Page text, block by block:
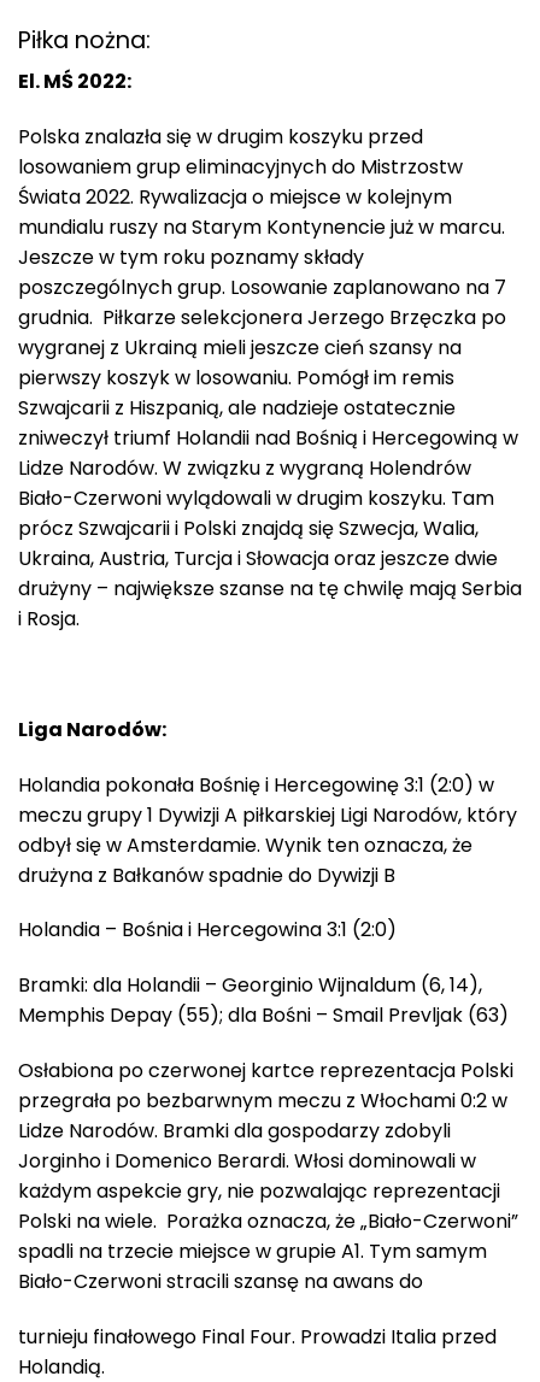
Piłka nożna:
El. MŚ 2022:
Polska znalazła się w drugim koszyku przed
losowaniem grup eliminacyjnych do Mistrzostw
Świata 2022. Rywalizacja o miejsce w kolejnym
mundialu ruszy na Starym Kontynencie już w marcu.
Jeszcze w tym roku poznamy składy
poszczególnych grup. Losowanie zaplanowano na 7
grudnia. Piłkarze selekcjonera Jerzego Brzęczka po
wygranej z Ukrainą mieli jeszcze cień szansy na
pierwszy koszyk w losowaniu. Pomógł im remis
Szwajcarii z Hiszpanią, ale nadzieje ostatecznie
zniweczył triumf Holandii nad Bośnią i Hercegowiną w
Lidze Narodów. W związku z wygraną Holendrów
Biało-Czerwoni wylądowali w drugim koszyku. Tam
prócz Szwajcarii i Polski znajdą się Szwecja, Walia,
Ukraina, Austria, Turcja i Słowacja oraz jeszcze dwie
drużyny – największe szanse na tę chwilę mają Serbia
i Rosja.
Liga Narodów:
Holandia pokonała Bośnię i Hercegowinę 3:1 (2:0) w
meczu grupy 1 Dywizji A piłkarskiej Ligi Narodów, który
odbył się w Amsterdamie. Wynik ten oznacza, że
drużyna z Bałkanów spadnie do Dywizji B
Holandia – Bośnia i Hercegowina 3:1 (2:0)
Bramki: dla Holandii – Georginio Wijnaldum (6, 14),
Memphis Depay (55); dla Bośni – Smail Prevljak (63)
Osłabiona po czerwonej kartce reprezentacja Polski
przegrała po bezbarwnym meczu z Włochami 0:2 w
Lidze Narodów. Bramki dla gospodarzy zdobyli
Jorginho i Domenico Berardi. Włosi dominowali w
każdym aspekcie gry, nie pozwalając reprezentacji
Polski na wiele. Porażka oznacza, że „Biało-Czerwoni”
spadli na trzecie miejsce w grupie A1. Tym samym
Biało-Czerwoni stracili szansę na awans do
turnieju finałowego Final Four. Prowadzi Italia przed
Holandią.